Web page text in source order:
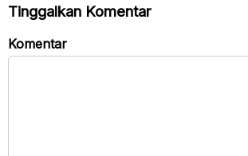
Tinggalkan Komentar
Komentar